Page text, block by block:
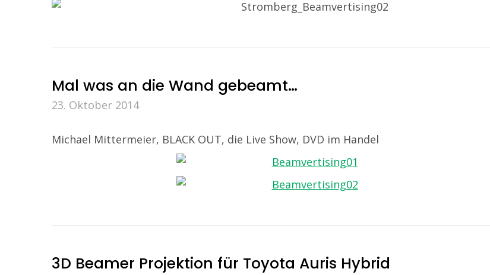
Mal was an die Wand gebeamt…
23. Oktober 2014
Michael Mittermeier, BLACK OUT, die Live Show, DVD im Handel
3D Beamer Projektion für Toyota Auris Hybrid